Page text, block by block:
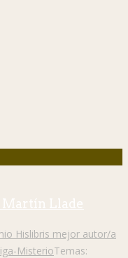
Martín Llade
Hislibris mejor autor/a
MisterioTemas: